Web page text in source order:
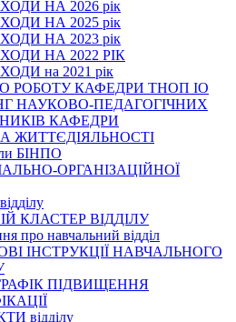
НА 2026 рік
НА 2025 рік
НА 2023 рік
НА 2022 РІК
на 2021 рік
РОБОТУ КАФЕДРИ ТНОП ІО
НАУКОВО-ПЕДАГОГІЧНИХ
КАФЕДРИ
ЖИТТЄДІЯЛЬНОСТІ
БІНПО
ОРГАНІЗАЦІЙНОЇ
КЛАСТЕР ВІДДІЛУ
про навчальний вiддiл
ІНСТРУКЦІЇ НАВЧАЛЬНОГО
ПІДВИЩЕННЯ
відділу